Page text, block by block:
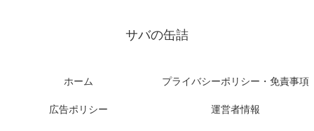
サバの缶詰
ホーム プライバシーポリシー・免責事項
広告ポリシー 運営者情報